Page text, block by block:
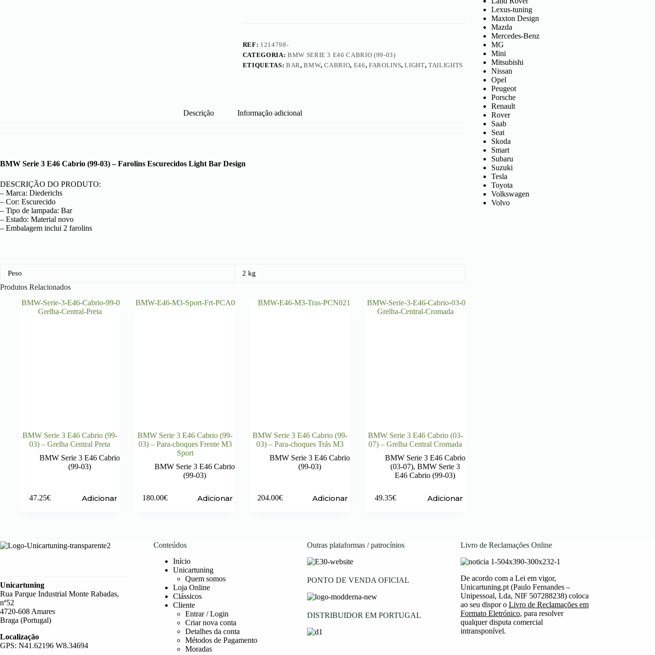
REF: 1214798-
CATEGORIA: BMW SERIE 3 E46 CABRIO (99-03)
ETIQUETAS: BAR,BMW,CABRIO, E46, FAROLINS,LIGHT,TAILIGHTS
Descrição Informação adicional
BMW Serie 3 E46 Cabrio (99-03) – Farolins Escurecidos Light Bar Design
DESCRIÇÃO DO PRODUTO:
– Marca: Diederichs
– Cor: Escurecido
– Tipo de lampada: Bar
– Estado: Material novo
– Embalagem inclui 2 farolins
Peso 2 kg
Produtos Relacionados
BMW Serie 3 E46 Cabrio (99-
03) – Grelha Central Preta
BMW Serie 3 E46 Cabrio
(99-03)
47.25€ Adicionar
BMW Serie 3 E46 Cabrio (99-
03) – Para-choques Frente M3
Sport
BMW Serie 3 E46 Cabrio
(99-03)
180.00€ Adicionar
BMW Serie 3 E46 Cabrio (99-
03) – Para-choques Trás M3
BMW Serie 3 E46 Cabrio
(99-03)
204.00€ Adicionar
BMW Serie 3 E46 Cabrio (03-
07) – Grelha Central Cromada
BMW Serie 3 E46 Cabrio
(03-07), BMW Serie 3
E46 Cabrio (99-03)
49.35€ Adicionar
Lexus-tuning
Maxton Design
Mazda
Mercedes-Benz
MG
Mini
Mitsubishi
Nissan
Opel
Peugeot
Porsche
Renault
Rover
Saab
Seat
Skoda
Smart
Subaru
Suzuki
Tesla
Toyota
Volkswagen
Volvo
Unicartuning
Rua Parque Industrial Monte Rabadas,
nº52
4720-608 Amares
Braga (Portugal)
Localização
GPS: N41.62196 W8.34694
Conteúdos
Início
Unicartuning
Quem somos
Loja Online
Clássicos
Cliente
Entrar / Login
Criar nova conta
Detalhes da conta
Métodos de Pagamento
Moradas
Outras plataformas / patrocínios
PONTO DE VENDA OFICIAL
DISTRIBUIDOR EM PORTUGAL
Livro de Reclamações Online
De acordo com a Lei em vigor,
Unicartuning.pt (Paulo Fernandes –
Unipessoal, Lda, NIF 507288238) coloca
ao seu dispor o Livro de Reclamações em
Formato Eletrónico, para resolver
qualquer disputa comercial
intransponível.